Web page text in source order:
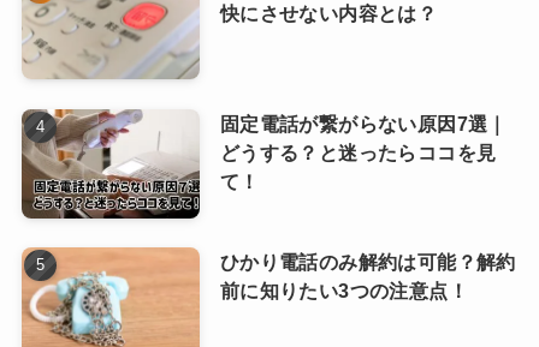
快にさせない内容とは？
固定電話が繋がらない原因7選｜
どうする？と迷ったらココを見
て！
ひかり電話のみ解約は可能？解約
前に知りたい3つの注意点！